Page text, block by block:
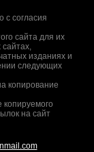
с согласия
сайта для их
сайтах,
изданиях и
следующих
копирование
копируемого
на сайт